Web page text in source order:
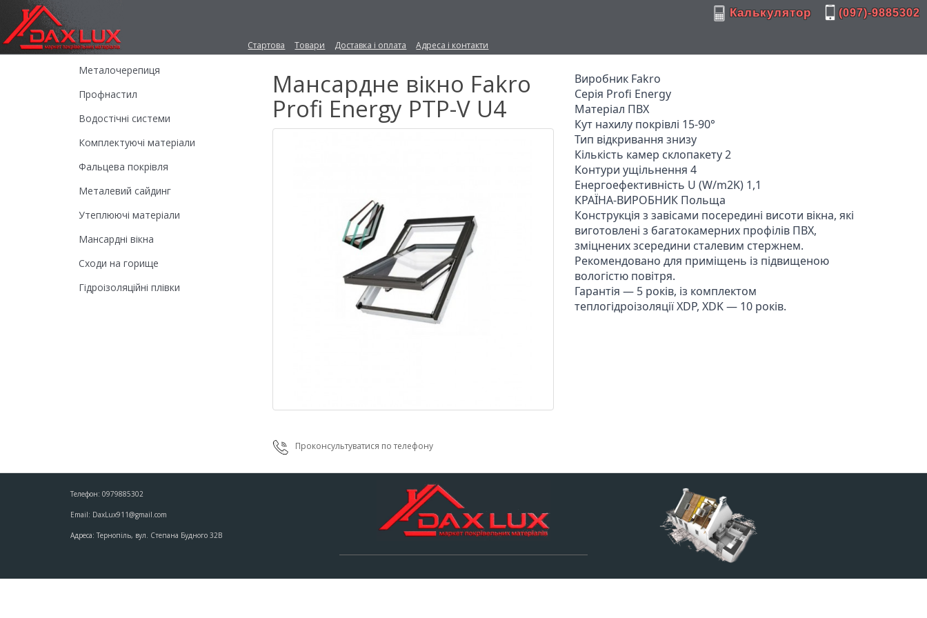
(097)-9885302
Калькулятор
Стартова Товари Доставка і оплата Адреса і контакти
Металочерепиця
Профнастил
Водостічні системи
Комплектуючі матеріали
Фальцева покрівля
Металевий сайдинг
Утеплюючі матеріали
Мансардні вікна
Сходи на горище
Гідроізоляційні плівки
Мансардне вікно Fakro
Profi Energy PTP-V U4
Проконсультуватися по телефону
Виробник Fakro
Серія Profi Energy
Матеріал ПВХ
Кут нахилу покрівлі 15-90°
Тип відкривання знизу
Кількість камер склопакету 2
Контури ущільнення 4
Енергоефективність U (W/m2K) 1,1
КРАЇНА-ВИРОБНИК Польща
Конструкція з завісами посередині висоти вікна, які
виготовлені з багатокамерних профілів ПВХ,
зміцнених зсередини сталевим стержнем.
Рекомендовано для приміщень із підвищеною
вологістю повітря.
Гарантія — 5 років, із комплектом
теплогідроізоляції XDP, XDK — 10 років.
Телефон: 0979885302
Email: DaxLux911@gmail.com
Адреса: Тернопіль, вул. Степана Будного 32В